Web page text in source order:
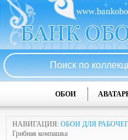
ОБОИ
НАВИГАЦИЯ: ОБОИ ДЛЯ
Грибная компашка